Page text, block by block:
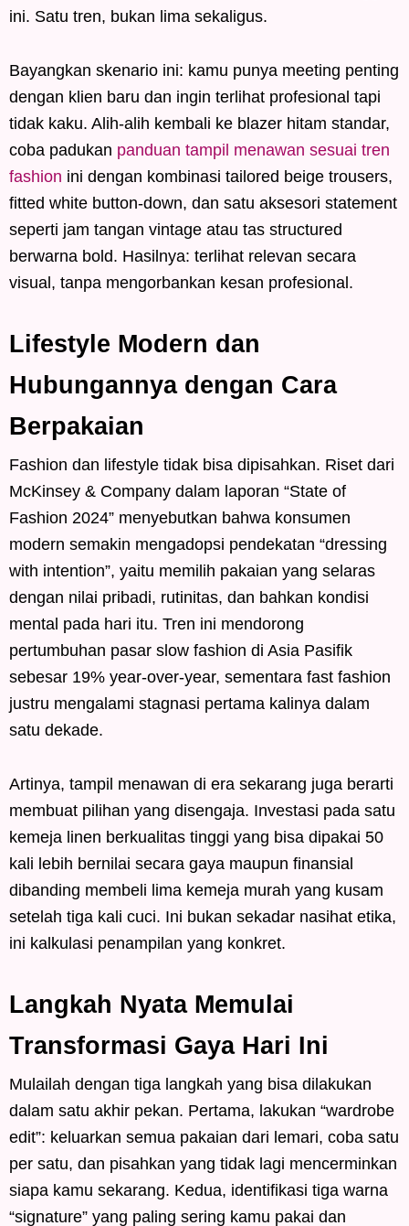
ini. Satu tren, bukan lima sekaligus.
Bayangkan skenario ini: kamu punya meeting penting
dengan klien baru dan ingin terlihat profesional tapi
tidak kaku. Alih-alih kembali ke blazer hitam standar,
coba padukan panduan tampil menawan sesuai tren
fashion ini dengan kombinasi tailored beige trousers,
fitted white button-down, dan satu aksesori statement
seperti jam tangan vintage atau tas structured
berwarna bold. Hasilnya: terlihat relevan secara
visual, tanpa mengorbankan kesan profesional.
Lifestyle Modern dan
Hubungannya dengan Cara
Berpakaian
Fashion dan lifestyle tidak bisa dipisahkan. Riset dari
McKinsey & Company dalam laporan “State of
Fashion 2024” menyebutkan bahwa konsumen
modern semakin mengadopsi pendekatan “dressing
with intention”, yaitu memilih pakaian yang selaras
dengan nilai pribadi, rutinitas, dan bahkan kondisi
mental pada hari itu. Tren ini mendorong
pertumbuhan pasar slow fashion di Asia Pasifik
sebesar 19% year-over-year, sementara fast fashion
justru mengalami stagnasi pertama kalinya dalam
satu dekade.
Artinya, tampil menawan di era sekarang juga berarti
membuat pilihan yang disengaja. Investasi pada satu
kemeja linen berkualitas tinggi yang bisa dipakai 50
kali lebih bernilai secara gaya maupun finansial
dibanding membeli lima kemeja murah yang kusam
setelah tiga kali cuci. Ini bukan sekadar nasihat etika,
ini kalkulasi penampilan yang konkret.
Langkah Nyata Memulai
Transformasi Gaya Hari Ini
Mulailah dengan tiga langkah yang bisa dilakukan
dalam satu akhir pekan. Pertama, lakukan “wardrobe
edit”: keluarkan semua pakaian dari lemari, coba satu
per satu, dan pisahkan yang tidak lagi mencerminkan
siapa kamu sekarang. Kedua, identifikasi tiga warna
“signature” yang paling sering kamu pakai dan